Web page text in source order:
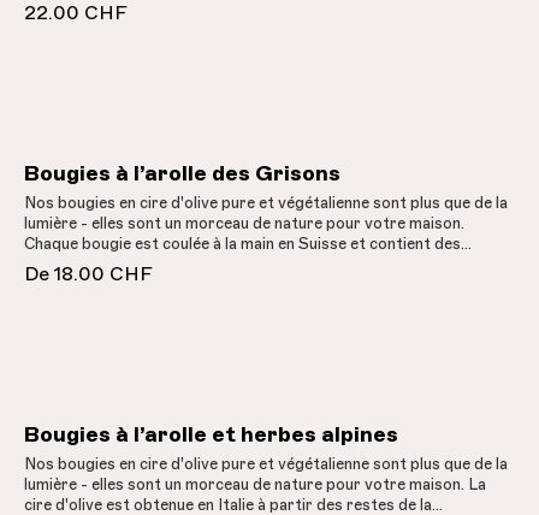
plutôt discret et subtil.
Schlaf, er schafft ein gesundes Raumklima und vertreibt Motten.
22.00 CHF
Bougies à l’arolle des Grisons
Nos bougies en cire d'olive pure et végétalienne sont plus que de la
lumière - elles sont un morceau de nature pour votre maison.
Chaque bougie est coulée à la main en Suisse et contient des
essences parfumées d'arolle 100% naturelles, qui garantissent une
expérience olfactive pure et agréable. La cire d'olive confère à
de ces bougies durables.Idéalement, la bougie doit brûler au
maximum 5 à 6 heures d'affilée.
De 18.00 CHF
Bougies à l’arolle et herbes alpines
Nos bougies en cire d'olive pure et végétalienne sont plus que de la
lumière - elles sont un morceau de nature pour votre maison. La
cire d'olive est obtenue en Italie à partir des restes de la